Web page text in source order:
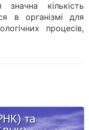
значна кількість
в організмі для
процесів,